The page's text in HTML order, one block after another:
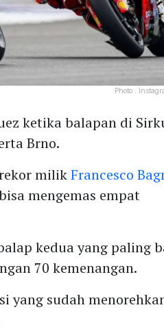
Photo :
ketika balapan di
Brno.
rekor milikFrancesco
mengemas empat
kedua yang paling
70 kemenangan.
yang sudah